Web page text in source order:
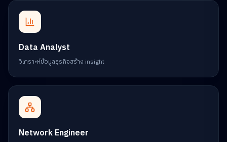
Data Analyst
วิเคราะห์ข้อมูลธุรกิจสร้าง insight
Network Engineer